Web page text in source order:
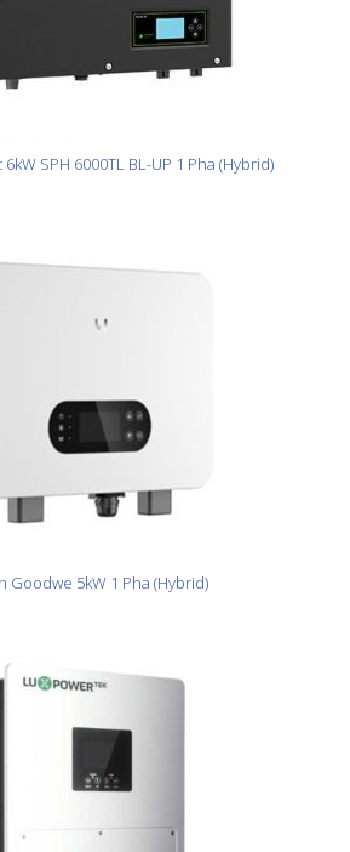
SPH 6000TL BL-UP 1 Pha (Hybrid)
Goodwe 5kW 1 Pha (Hybrid)